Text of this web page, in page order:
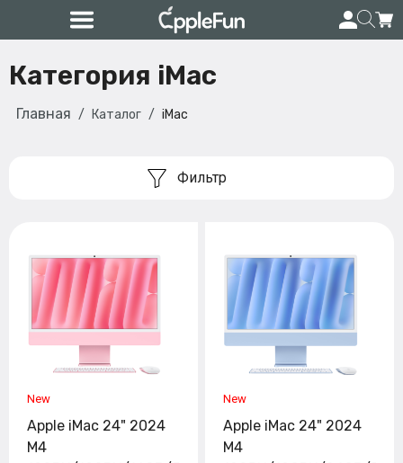
Категория iMac
Главная Каталог iMac
Фильтр
Apple iMac 24" 2024
M4
Apple iMac 24" 2024
M4